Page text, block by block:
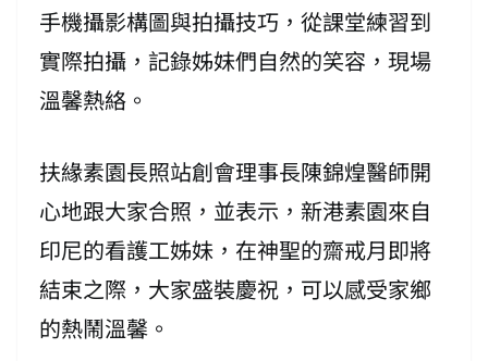
手機攝影構圖與拍攝技巧，從課堂練習到
實際拍攝，記錄姊妹們自然的笑容，現場
溫馨熱絡。
扶緣素園長照站創會理事長陳錦煌醫師開
心地跟大家合照，並表示，新港素園來自
印尼的看護工姊妹，在神聖的齋戒月即將
結束之際，大家盛裝慶祝，可以感受家鄉
的熱鬧溫馨。